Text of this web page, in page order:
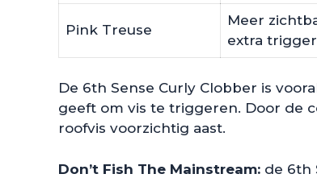
Pink Treuse
Meer
extra trigger
De 6th Sense Curly Clobber is
geeft om vis te triggeren. Door de
roofvis voorzichtig aast.
Don’t Fish The Mainstream: de 6th